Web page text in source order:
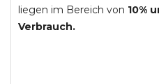
liegen im Bereich von 10%
Verbrauch.